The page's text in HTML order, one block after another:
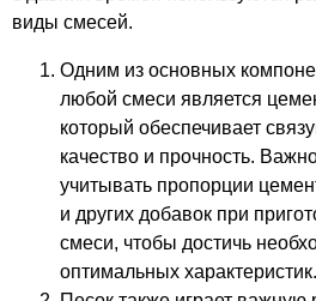
виды смесей.
Одним из основных
любой смеси является
который обеспечивает
качество и прочность.
учитывать пропорции
и других добавок при
смеси, чтобы достичь
оптимальных характеристик.